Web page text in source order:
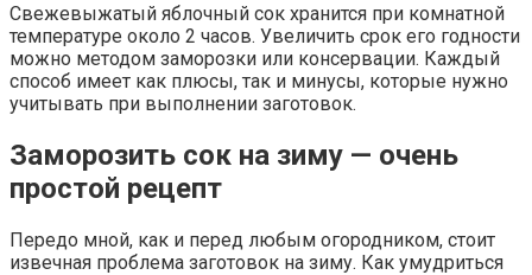
Свежевыжатый яблочный сок хранится при комнатной
температуре около 2 часов. Увеличить срок его годности
можно методом заморозки или консервации. Каждый
способ имеет как плюсы, так и минусы, которые нужно
учитывать при выполнении заготовок.
Заморозить сок на зиму — очень
простой рецепт
Передо мной, как и перед любым огородником, стоит
извечная проблема заготовок на зиму. Как умудриться